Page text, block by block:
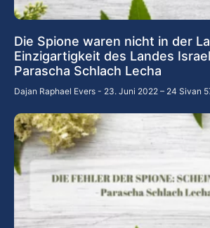
Die Spione waren nicht in der
Einzigartigkeit des Landes
Parascha Schlach Lecha
Dajan Raphael Evers 23. Juni 2022 – 24 Sivan